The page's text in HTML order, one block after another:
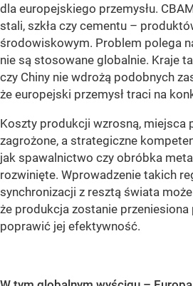
dla europejskiego przemysłu.
stali, szkła czy cementu –
środowiskowym. Problem polega
nie są stosowane globalnie. Kraje
czy Chiny nie wdrożą podobnych
że europejski przemysł traci na
Koszty produkcji wzrosną, miejsca
zagrożone, a strategiczne
jak spawalnictwo czy obróbka
rozwinięte. Wprowadzenie takich
synchronizacji z resztą świata
że produkcja zostanie przeniesiona
poprawić jej efektywność.